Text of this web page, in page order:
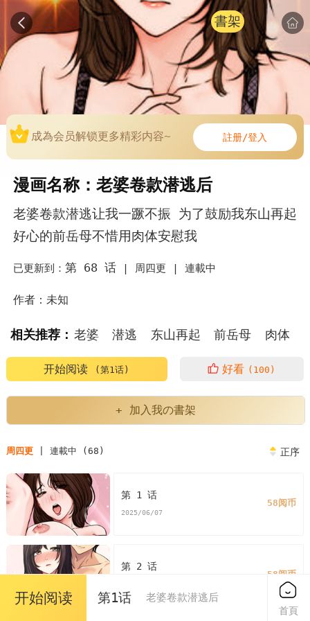
書架
成為会员解锁更多精彩内容~ 註册/登入
漫画名称：老婆卷款潜逃后
老婆卷款潜逃让我一蹶不振 为了鼓励我东山再起
好心的前岳母不惜用肉体安慰我
已更新到： 第 68 话| 周四更 | 連載中
作者：未知
相关推荐： 老婆 潜逃 东山再起 前岳母 肉体
开始阅读 (第1话) 好看 (100)
+ 加入我の書架
周四更| 連載中 (68) 正序
第 1 话
2025/06/07
58阅币
第 2 话
58阅币
开始阅读 第1话 老婆卷款潜逃后
首頁